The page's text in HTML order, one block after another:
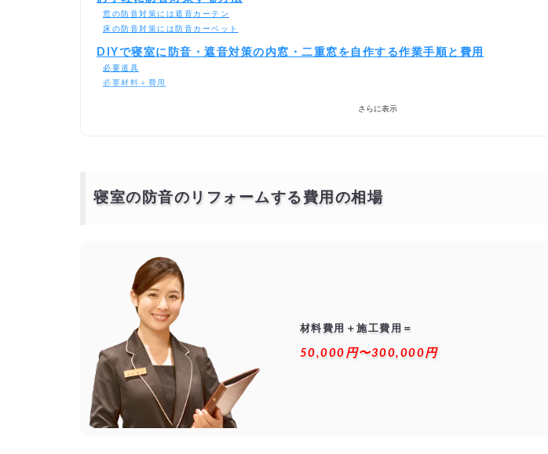
窓の防音対策には遮音カーテン
床の防音対策には防音カーペット
DIYで寝室に防音・遮音対策の内窓・二重窓を自作する作業手順と費用
必要道具
必要材料＋費用
相見積もりとは？
さらに表示
寝室の防音のリフォームする費用の相場
材料費用＋施工費用＝
50,000円〜300,000円